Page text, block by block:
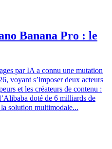
Banana Pro : le
par IA a connu une mutation
voyant s’imposer deux acteurs
et les créateurs de contenu :
doté de 6 milliards de
solution multimodale...